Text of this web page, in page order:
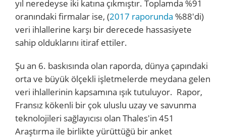
yıl neredeyse iki katına çıkmıştır. Toplamda %91
oranındaki firmalar ise, (2017 raporunda %88'di)
veri ihlallerine karşı bir derecede hassasiyete
sahip olduklarını itiraf ettiler.
Şu an 6. baskısında olan raporda, dünya çapındaki
orta ve büyük ölçekli işletmelerde meydana gelen
veri ihlallerinin kapsamına ışık tutuluyor. Rapor,
Fransız kökenli bir çok uluslu uzay ve savunma
teknolojileri sağlayıcısı olan Thales'in 451
Araştırma ile birlikte yürüttüğü bir anket